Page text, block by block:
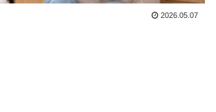
2026.05.07